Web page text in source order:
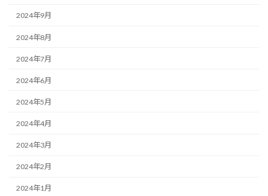
2024年9月
2024年8月
2024年7月
2024年6月
2024年5月
2024年4月
2024年3月
2024年2月
2024年1月